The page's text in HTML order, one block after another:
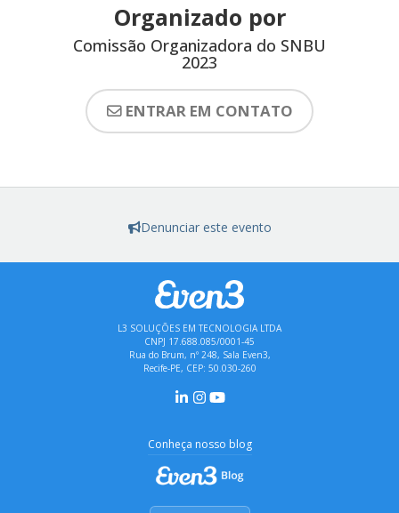
Organizado por
Comissão Organizadora do SNBU
2023
ENTRAR EM CONTATO
Denunciar este evento
L3 SOLUÇÕES EM TECNOLOGIA LTDA
CNPJ 17.688.085/0001-45
Rua do Brum, nº 248, Sala Even3,
Recife-PE, CEP: 50.030-260
Conheça nosso blog